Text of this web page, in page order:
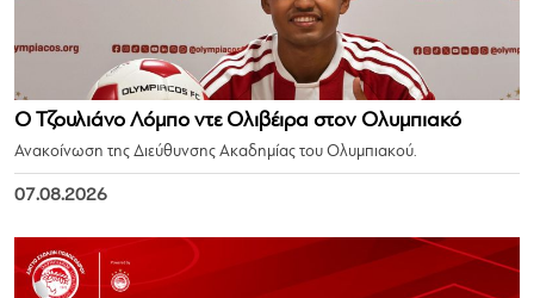
Ο Τζουλιάνο Λόμπο ντε Ολιβέιρα στον Ολυμπιακό
Ανακοίνωση της Διεύθυνσης Ακαδημίας του Ολυμπιακού.
07.08.2026